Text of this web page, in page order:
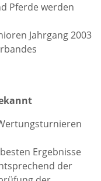
Pferde werden
Jahrgang 2003
Ergebnisse
der